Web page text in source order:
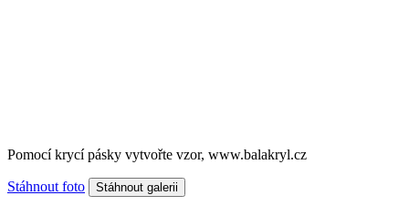
Pomocí krycí pásky vytvořte vzor, www.balakryl.cz
Stáhnout foto